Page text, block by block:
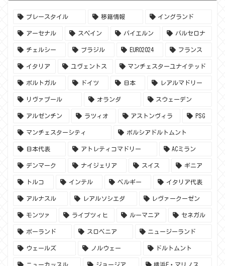
プレースタイル 移籍情報 イングランド
アーセナル スペイン バイエルン バルセロナ
チェルシー ブラジル EURO2024 フランス
イタリア ユヴェントス マンチェスターユナイテッド
ポルトガル ドイツ 日本 レアルマドリー
リヴァプール オランダ スウェーデン
アルゼンチン ラツィオ アストンヴィラ PSG
マンチェスターシティ ボルシアドルトムント
日本代表 アトレティコマドリー ACミラン
デンマーク ナイジェリア スイス ギニア
トルコ インテル ベルギー イタリア代表
アルナスル レアルソシエダ レヴァークーゼン
モンツァ ライプツィヒ ルーマニア セネガル
ポーランド スロベニア ニュージーランド
ウェールズ ノルウェー ドルトムント
ニューカッスル ジョージア 横浜F・マリノス